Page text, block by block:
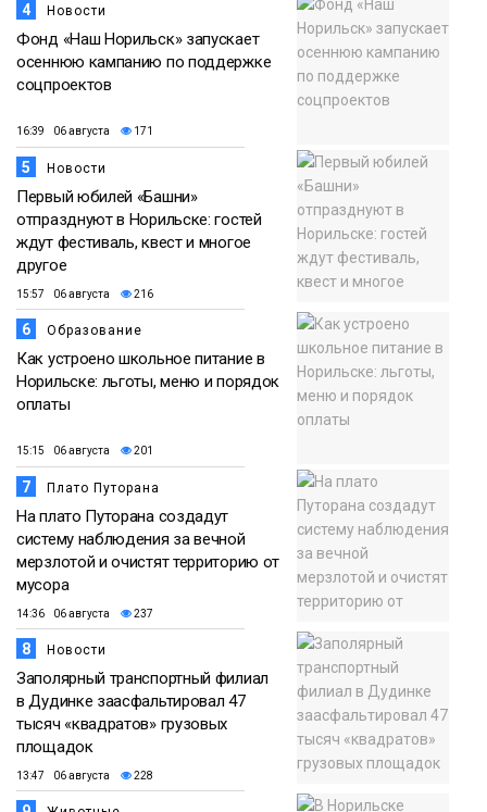
4 Новости
Фонд «Наш Норильск» запускает
осеннюю кампанию по поддержке
соцпроектов
16:39 06 августа 171
5 Новости
Первый юбилей «Башни»
отпразднуют в Норильске: гостей
ждут фестиваль, квест и многое
другое
15:57 06 августа 216
6 Образование
Как устроено школьное питание в
Норильске: льготы, меню и порядок
оплаты
15:15 06 августа 201
7 Плато Путорана
На плато Путорана создадут
систему наблюдения за вечной
мерзлотой и очистят территорию от
мусора
14:36 06 августа 237
8 Новости
Заполярный транспортный филиал
в Дудинке заасфальтировал 47
тысяч «квадратов» грузовых
площадок
13:47 06 августа 228